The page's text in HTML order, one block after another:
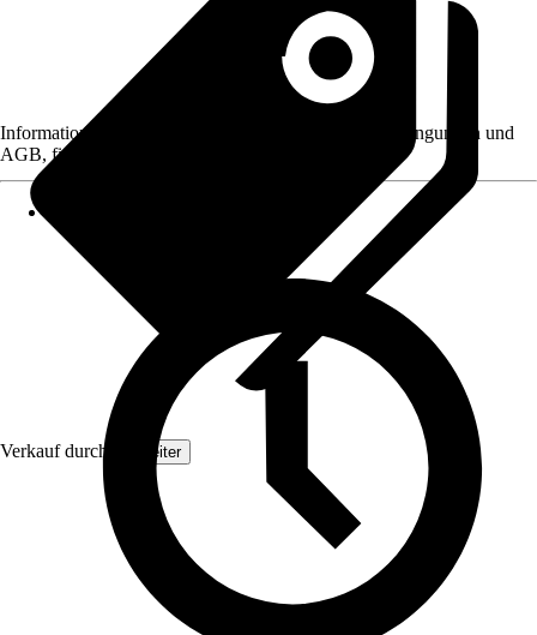
Verkauf durch: Topleiter
Informationen des Verkäufers, wie z. B. Rückgabebedingungen und
AGB, finden Sie bei Klick auf den Verkäufernamen.